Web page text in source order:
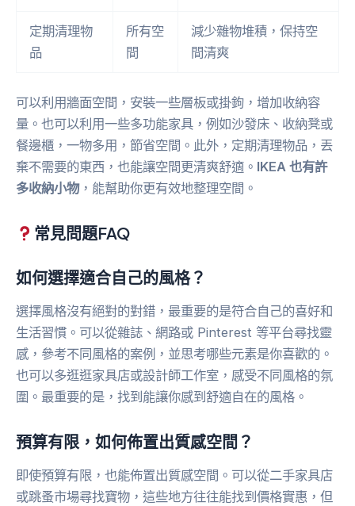
定期清理物
品
所有空
間
減少雜物堆積，保持空
間清爽
可以利用牆面空間，安裝一些層板或掛鉤，增加收納容
量。也可以利用一些多功能家具，例如沙發床、收納凳或
餐邊櫃，一物多用，節省空間。此外，定期清理物品，丟
棄不需要的東西，也能讓空間更清爽舒適。 IKEA 也有許
多收納小物，能幫助你更有效地整理空間。
常見問題FAQ
如何選擇適合自己的風格？
選擇風格沒有絕對的對錯，最重要的是符合自己的喜好和
生活習慣。可以從雜誌、網路或 Pinterest 等平台尋找靈
感，參考不同風格的案例，並思考哪些元素是你喜歡的。
也可以多逛逛家具店或設計師工作室，感受不同風格的氛
圍。最重要的是，找到能讓你感到舒適自在的風格。
預算有限，如何佈置出質感空間？
即使預算有限，也能佈置出質感空間。可以從二手家具店
或跳蚤市場尋找寶物，這些地方往往能找到價格實惠，但